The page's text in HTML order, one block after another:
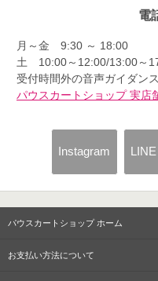
電
月～金 9:30 ～ 18:00
土 10:00～12:00/13:00～
受付時間外の音声ガイダン
パウスカートショップ 実店
Instagram LINE
パウスカートショップ ホーム
お支払い方法について